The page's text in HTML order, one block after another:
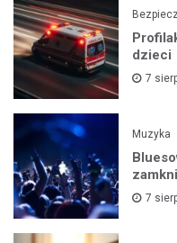
dzieci
7
Muzyka
7